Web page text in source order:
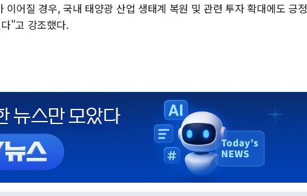
이어질 경우, 국내 태양광 산업 생태계 복원 및 관련 투자 확대에도 긍정
"고 강조했다.